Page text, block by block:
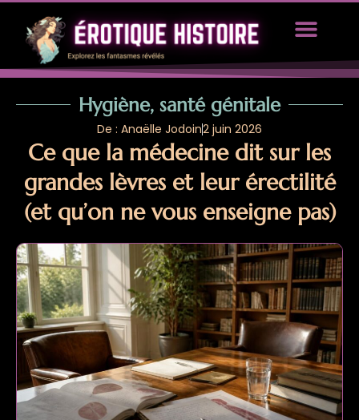
Hygiène, santé génitale
De : Anaëlle Jodoin2 juin 2026
Ce que la médecine dit sur les
grandes lèvres et leur érectilité
(et qu’on ne vous enseigne pas)